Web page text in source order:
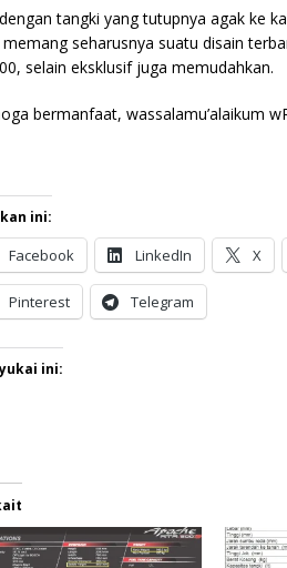
tangki yang tutupnya agak ke
seharusnya suatu disain
selain eksklusif juga memudahkan.
bermanfaat, wassalamu’alaikum
ini:
Facebook LinkedIn X
Pinterest Telegram
ini: